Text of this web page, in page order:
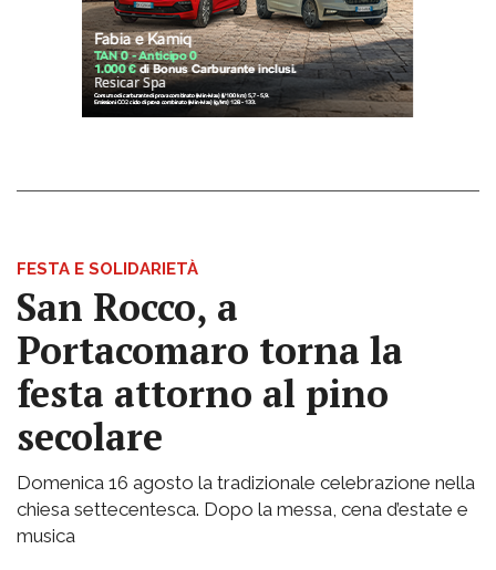
FESTA E SOLIDARIETÀ
San Rocco, a
Portacomaro torna la
festa attorno al pino
secolare
Domenica 16 agosto la tradizionale celebrazione nella
chiesa settecentesca. Dopo la messa, cena d’estate e
musica